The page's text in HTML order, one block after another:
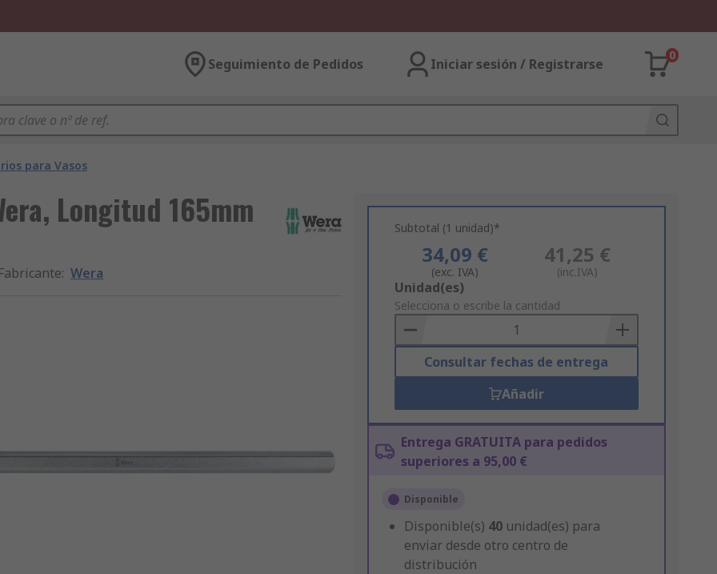
Seguimiento de Pedidos Iniciar sesión / Registrarse
0
para Vasos
Longitud 165mm
Fabricante: Wera
Subtotal (1 unidad)*
34,09 €
(exc. IVA)
41,25 €
(inc.IVA)
Add
to
Basket
Unidad(es)
Selecciona o escribe la cantidad
Consultar fechas de entrega
Añadir
Entrega GRATUITA para pedidos
superiores a 95,00 €
Disponible
Disponible(s) 40 unidad(es) para
enviar desde otro centro de
distribución